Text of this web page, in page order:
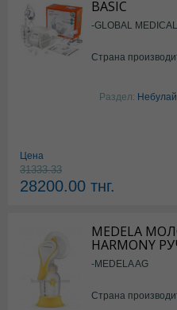
BASIC
-GLOBAL
Страна
Раздел:
Цена
31333.33
28200.00 тнг.
MEDELA
HARMONY
-MEDELA AG
Страна